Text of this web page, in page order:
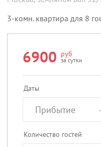
3-комн. квартира для 8
6900 руб
за сутки
Даты
Прибытие
Количество гостей